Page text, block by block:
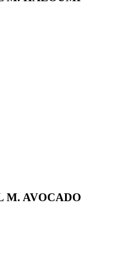
M. AVOCADO